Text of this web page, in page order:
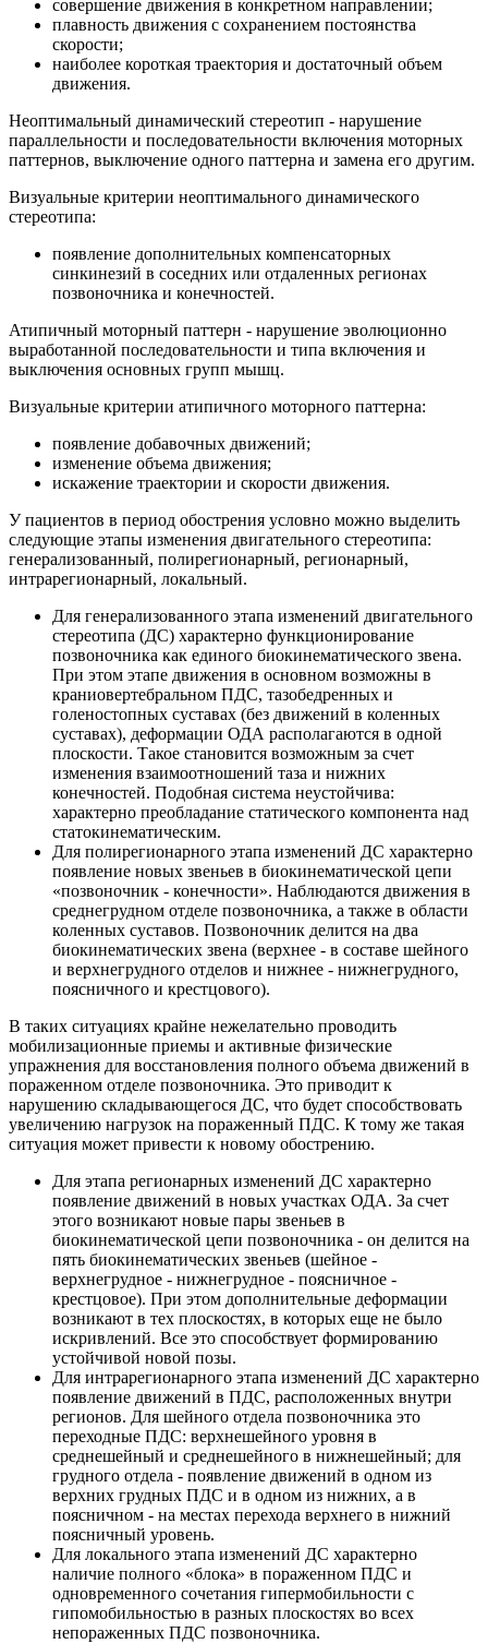
совершение движения в конкретном направлении;
плавность движения с сохранением постоянства
скорости;
наиболее короткая траектория и достаточный объем
движения.
Неоптимальный динамический стереотип - нарушение
параллельности и последовательности включения моторных
паттернов, выключение одного паттерна и замена его другим.
Визуальные критерии неоптимального динамического
стереотипа:
появление дополнительных компенсаторных
синкинезий в соседних или отдаленных регионах
позвоночника и конечностей.
Атипичный моторный паттерн - нарушение эволюционно
выработанной последовательности и типа включения и
выключения основных групп мышц.
Визуальные критерии атипичного моторного паттерна:
появление добавочных движений;
изменение объема движения;
искажение траектории и скорости движения.
У пациентов в период обострения условно можно выделить
следующие этапы изменения двигательного стереотипа:
генерализованный, полирегионарный, регионарный,
интрарегионарный, локальный.
Для генерализованного этапа изменений двигательного
стереотипа (ДС) характерно функционирование
позвоночника как единого биокинематического звена.
При этом этапе движения в основном возможны в
краниовертебральном ПДС, тазобедренных и
голеностопных суставах (без движений в коленных
суставах), деформации ОДА располагаются в одной
плоскости. Такое становится возможным за счет
изменения взаимоотношений таза и нижних
конечностей. Подобная система неустойчива:
характерно преобладание статического компонента над
статокинематическим.
Для полирегионарного этапа изменений ДС характерно
появление новых звеньев в биокинематической цепи
«позвоночник - конечности». Наблюдаются движения в
среднегрудном отделе позвоночника, а также в области
коленных суставов. Позвоночник делится на два
биокинематических звена (верхнее - в составе шейного
и верхнегрудного отделов и нижнее - нижнегрудного,
поясничного и крестцового).
В таких ситуациях крайне нежелательно проводить
мобилизационные приемы и активные физические
упражнения для восстановления полного объема движений в
пораженном отделе позвоночника. Это приводит к
нарушению складывающегося ДС, что будет способствовать
увеличению нагрузок на пораженный ПДС. К тому же такая
ситуация может привести к новому обострению.
Для этапа регионарных изменений ДС характерно
появление движений в новых участках ОДА. За счет
этого возникают новые пары звеньев в
биокинематической цепи позвоночника - он делится на
пять биокинематических звеньев (шейное -
верхнегрудное - нижнегрудное - поясничное -
крестцовое). При этом дополнительные деформации
возникают в тех плоскостях, в которых еще не было
искривлений. Все это способствует формированию
устойчивой новой позы.
Для интрарегионарного этапа изменений ДС характерно
появление движений в ПДС, расположенных внутри
регионов. Для шейного отдела позвоночника это
переходные ПДС: верхнешейного уровня в
среднешейный и среднешейного в нижнешейный; для
грудного отдела - появление движений в одном из
верхних грудных ПДС и в одном из нижних, а в
поясничном - на местах перехода верхнего в нижний
поясничный уровень.
Для локального этапа изменений ДС характерно
наличие полного «блока» в пораженном ПДС и
одновременного сочетания гипермобильности с
гипомобильностью в разных плоскостях во всех
непораженных ПДС позвоночника.